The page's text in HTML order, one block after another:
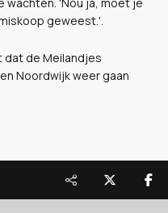
geweest.'.
dat de Meilandjes
Noordwijk weer gaan